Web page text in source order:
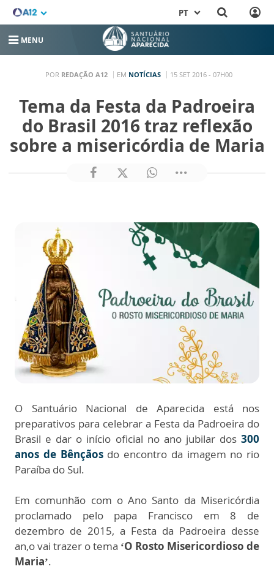
PT
MENU
POR REDAÇÃO A12 EM NOTÍCIAS 15 SET 2016 - 07H00
Tema da Festa da Padroeira
do Brasil 2016 traz reflexão
sobre a misericórdia de Maria
O Santuário Nacional de Aparecida está nos
preparativos para celebrar a Festa da Padroeira do
Brasil e dar o início oficial no ano jubilar dos 300
anos de Bênçãos do encontro da imagem no rio
Paraíba do Sul.
Em comunhão com o Ano Santo da Misericórdia
proclamado pelo papa Francisco em 8 de
dezembro de 2015, a Festa da Padroeira desse
an,o vai trazer o tema ‘O Rosto Misericordioso de
Maria’.